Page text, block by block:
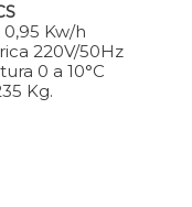
Kw/h
220V/50Hz
0 a 10°C
Kg.